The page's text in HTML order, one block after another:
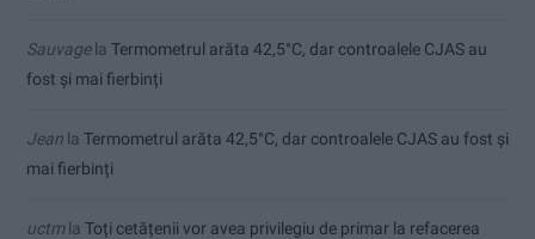
Sauvagela Termometrul arăta 42,5°C, dar controalele CJAS au
fost și mai fierbinți
Jean la Termometrul arăta 42,5°C, dar controalele CJAS au fost și
mai fierbinți
uctmla Toți cetățenii vor avea privilegiu de primar la refacerea